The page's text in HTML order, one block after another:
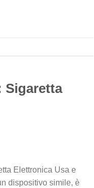
Sigaretta
Elettronica Usa e
dispositivo simile, è